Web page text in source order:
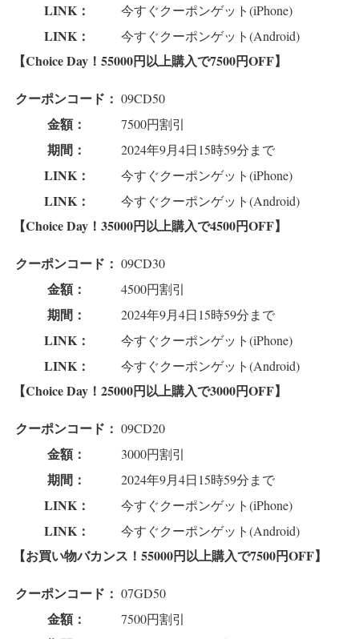
LINK： 今すぐクーポンゲット(iPhone)
LINK： 今すぐクーポンゲット(Android)
【Choice Day！55000円以上購入で7500円OFF】
クーポンコード： 09CD50
金額： 7500円割引
期間： 2024年9月4日15時59分まで
LINK： 今すぐクーポンゲット(iPhone)
LINK： 今すぐクーポンゲット(Android)
【Choice Day！35000円以上購入で4500円OFF】
クーポンコード： 09CD30
金額： 4500円割引
期間： 2024年9月4日15時59分まで
LINK： 今すぐクーポンゲット(iPhone)
LINK： 今すぐクーポンゲット(Android)
【Choice Day！25000円以上購入で3000円OFF】
クーポンコード： 09CD20
金額： 3000円割引
期間： 2024年9月4日15時59分まで
LINK： 今すぐクーポンゲット(iPhone)
LINK： 今すぐクーポンゲット(Android)
【お買い物バカンス！55000円以上購入で7500円OFF】
クーポンコード： 07GD50
金額： 7500円割引